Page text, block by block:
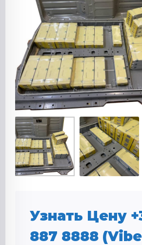
Узнать Цену
887 8888